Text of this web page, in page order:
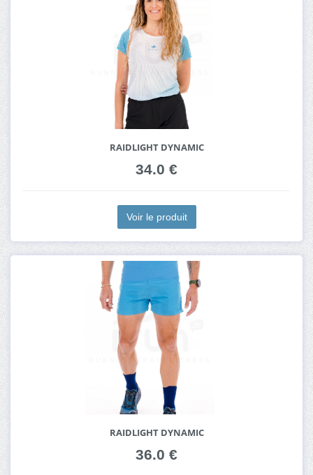
RAIDLIGHT DYNAMIC
34.0 €
Voir le produit
RAIDLIGHT DYNAMIC
36.0 €